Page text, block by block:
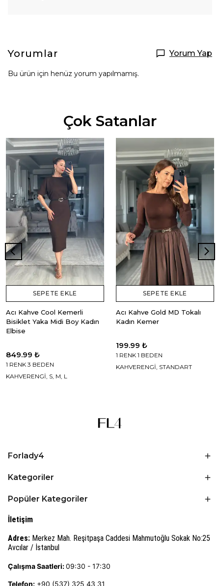
Yorumlar Yorum Yap
Bu ürün için henüz yorum yapılmamış.
Çok Satanlar
SEPETE EKLE
Acı Kahve Cool Kemerli
Bisiklet Yaka Midi Boy Kadın
Elbise
849.99 ₺
1 RENK 3 BEDEN
KAHVERENGİ, S, M, L
SEPETE EKLE
Acı Kahve Gold MD Tokalı
Kadın Kemer
199.99 ₺
1 RENK 1 BEDEN
KAHVERENGİ, STANDART
Forlady4
Kategoriler
Popüler Kategoriler
İletişim
Adres: Merkez Mah. Reşitpaşa Caddesi Mahmutoğlu Sokak No:25
Avcılar / İstanbul
Çalışma Saatleri:09:30 - 17:30
Telefon: +90 (537) 325 43 31